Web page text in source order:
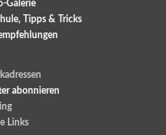
Galerie
Tipps & Tricks
abonnieren
Links